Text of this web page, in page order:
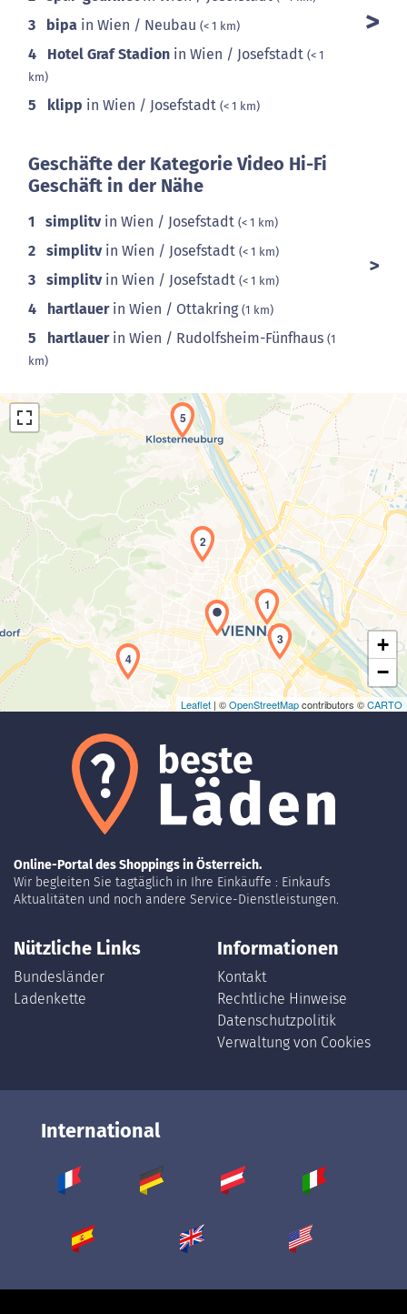
3 bipa in Wien / Neubau (< 1 km)
4 Hotel Graf Stadion in Wien / Josefstadt (< 1
km)
5 klipp in Wien / Josefstadt (< 1 km)
Geschäfte der Kategorie Video Hi-Fi
Geschäft in der Nähe
1 simplitvin Wien / Josefstadt (< 1 km)
2 simplitvin Wien / Josefstadt (< 1 km)
3 simplitvin Wien / Josefstadt (< 1 km)
4 hartlauerin Wien / Ottakring (1 km)
5 hartlauerin Wien / Rudolfsheim-Fünfhaus (1
km)
Laden der Karte...
1
2
3
4
5
+
−
Leaflet | ©OpenStreetMapcontributors ©CARTO
Online-Portal des Shoppings in Österreich.
Wir begleiten Sie tagtäglich in Ihre Einkäuffe : Einkaufs
Aktualitäten und noch andere Service-Dienstleistungen.
Nützliche Links
Bundesländer
Ladenkette
Informationen
Kontakt
Rechtliche Hinweise
Datenschutzpolitik
Verwaltung von Cookies
International